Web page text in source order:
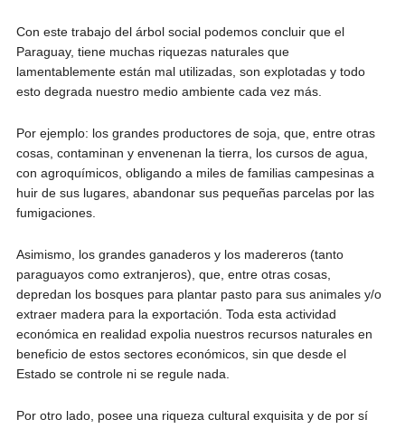
Con este trabajo del árbol social podemos concluir que el
Paraguay, tiene muchas riquezas naturales que
lamentablemente están mal utilizadas, son explotadas y todo
esto degrada nuestro medio ambiente cada vez más.
Por ejemplo: los grandes productores de soja, que, entre otras
cosas, contaminan y envenenan la tierra, los cursos de agua,
con agroquímicos, obligando a miles de familias campesinas a
huir de sus lugares, abandonar sus pequeñas parcelas por las
fumigaciones.
Asimismo, los grandes ganaderos y los madereros (tanto
paraguayos como extranjeros), que, entre otras cosas,
depredan los bosques para plantar pasto para sus animales y/o
extraer madera para la exportación. Toda esta actividad
económica en realidad expolia nuestros recursos naturales en
beneficio de estos sectores económicos, sin que desde el
Estado se controle ni se regule nada.
Por otro lado, posee una riqueza cultural exquisita y de por sí